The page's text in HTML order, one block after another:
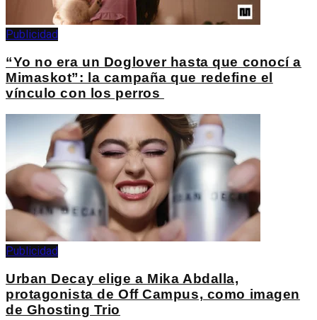
Publicidad
“Yo no era un Doglover hasta que conocí a
Mimaskot”: la campaña que redefine el
vínculo con los perros
Publicidad
Urban Decay elige a Mika Abdalla,
protagonista de Off Campus, como imagen
de Ghosting Trio